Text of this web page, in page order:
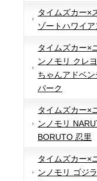
タイムズカー×
ゾートハワイア
タイムズカー×
ンノモリ クレ
ちゃんアドベン
パーク
タイムズカー×
ンノモリ
BORUTO 忍里
タイムズカー×
ンノモリ ゴジ